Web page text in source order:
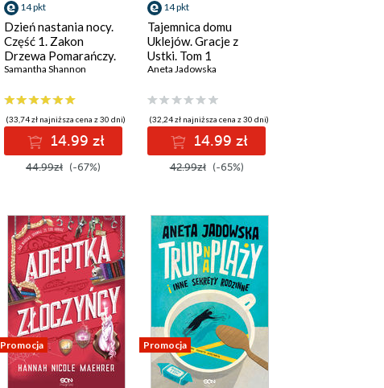
14 pkt
Dzień nastania nocy.
Część 1. Zakon
Drzewa Pomarańczy.
Tom 0.1
Samantha Shannon
(33,74 zł najniższa cena z 30 dni)
14.99 zł
44.99zł (-67%)
14 pkt
Tajemnica domu
Uklejów. Gracje z
Ustki. Tom 1
Aneta Jadowska
(32,24 zł najniższa cena z 30 dni)
14.99 zł
42.99zł (-65%)
Promocja Promocja